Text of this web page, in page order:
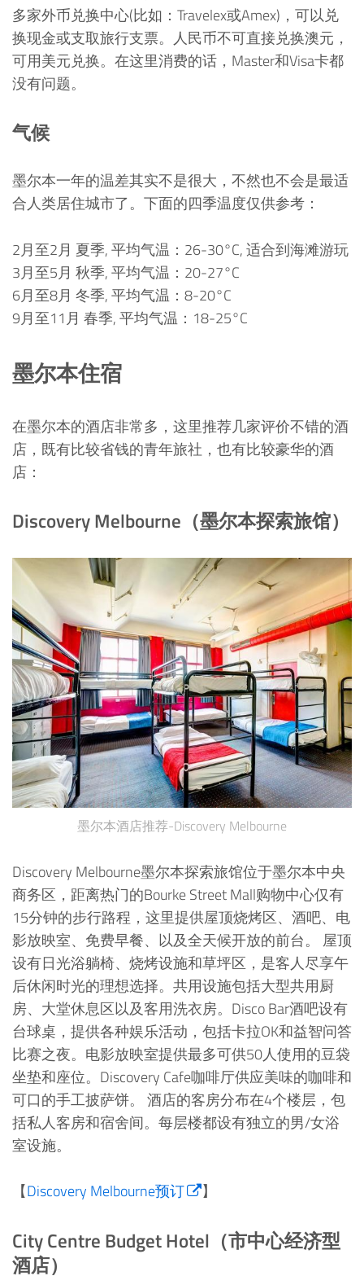
多家外币兑换中心(比如：Travelex或Amex)，可以兑
换现金或支取旅行支票。人民币不可直接兑换澳元，
可用美元兑换。在这里消费的话，Master和Visa卡都
没有问题。
气候
墨尔本一年的温差其实不是很大，不然也不会是最适
合人类居住城市了。下面的四季温度仅供参考：
2月至2月 夏季, 平均气温：26-30°C, 适合到海滩游玩
3月至5月 秋季, 平均气温：20-27°C
6月至8月 冬季, 平均气温：8-20°C
9月至11月 春季, 平均气温：18-25°C
墨尔本住宿
在墨尔本的酒店非常多，这里推荐几家评价不错的酒
店，既有比较省钱的青年旅社，也有比较豪华的酒
店：
Discovery Melbourne（墨尔本探索旅馆）
墨尔本酒店推荐-Discovery Melbourne
Discovery Melbourne墨尔本探索旅馆位于墨尔本中央
商务区，距离热门的Bourke Street Mall购物中心仅有
15分钟的步行路程，这里提供屋顶烧烤区、酒吧、电
影放映室、免费早餐、以及全天候开放的前台。 屋顶
设有日光浴躺椅、烧烤设施和草坪区，是客人尽享午
后休闲时光的理想选择。共用设施包括大型共用厨
房、大堂休息区以及客用洗衣房。Disco Bar酒吧设有
台球桌，提供各种娱乐活动，包括卡拉OK和益智问答
比赛之夜。电影放映室提供最多可供50人使用的豆袋
坐垫和座位。Discovery Cafe咖啡厅供应美味的咖啡和
可口的手工披萨饼。 酒店的客房分布在4个楼层，包
括私人客房和宿舍间。每层楼都设有独立的男/女浴
室设施。
【Discovery Melbourne预订 】
City Centre Budget Hotel（市中心经济型
酒店）